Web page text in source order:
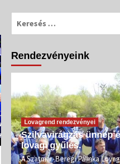
Keresés:
Rendezvényeink
Lovagrend rendezvényei
Szilvavirágzás ünnep
lovagi gyűlés.
A Szatmár-Beregi Pálinka